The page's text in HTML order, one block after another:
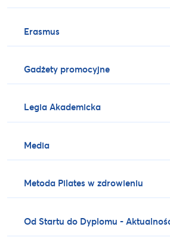
Erasmus
Gadżety promocyjne
Legia Akademicka
Media
Metoda Pilates w zdrowieniu
Od Startu do Dyplomu -